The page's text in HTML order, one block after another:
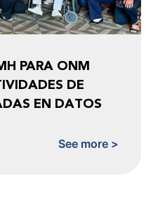
PARA ONM
DE
EN DATOS
See more >